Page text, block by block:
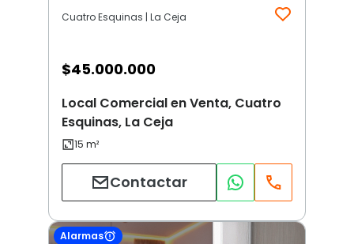
Cuatro Esquinas | La Ceja
$45.000.000
Local Comercial en Venta, Cuatro
Esquinas, La Ceja
Contactar
Alarmas